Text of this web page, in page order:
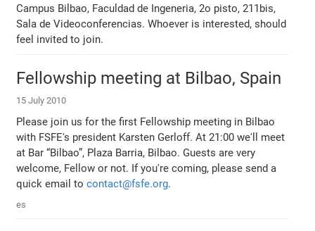
Campus Bilbao, Faculdad de Ingeneria, 2o pisto, 211bis,
Sala de Videoconferencias. Whoever is interested, should
feel invited to join.
Fellowship meeting at Bilbao, Spain
15 July 2010
Please join us for the first Fellowship meeting in Bilbao
with FSFE's president Karsten Gerloff. At 21:00 we'll meet
at Bar “Bilbao”, Plaza Barria, Bilbao. Guests are very
welcome, Fellow or not. If you're coming, please send a
quick email tocontact@fsfe.org.
es